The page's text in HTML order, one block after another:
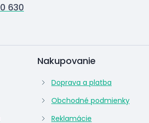
630
Nakupovanie
Doprava a platba
Obchodné podmienky
Reklamácie